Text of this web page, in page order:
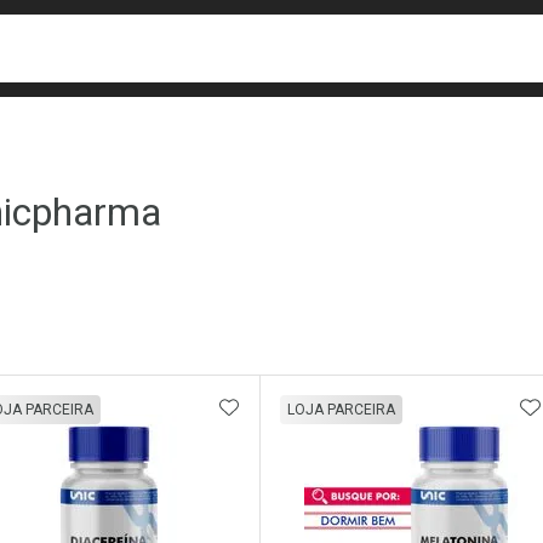
PARCEIRA ADICIONAR AOS FAVORITOS
LOJA PARCEIRA